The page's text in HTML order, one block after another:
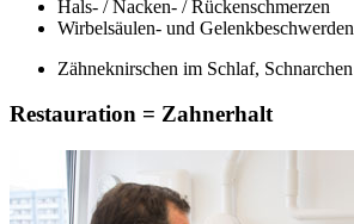
Hals- / Nacken- / Rückenschmerzen
Wirbelsäulen- und Gelenkbeschwerden
Zähneknirschen im Schlaf, Schnarchen
Restauration = Zahnerhalt